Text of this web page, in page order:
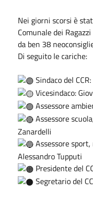
Nei giorni scorsi è
Comunale dei
da ben 38
Di seguito le cariche:
Sindaco del
Vicesindaco:
Assessore
Assessore
Zanardelli
Assessore
Alessandro Tupputi
Presidente del
Segretario del